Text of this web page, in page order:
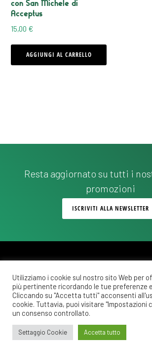
con San Michele di
Acceptus
15,00 €
AGGIUNGI AL CARRELLO
Resta aggiornato su tutti i
promozioni
ISCRIVITI ALLA NEWSLETTER
Copyright © 2026 ·Monochrome ProonGenesis
Accedi
POLITICA DI RIMBORSO E RESO
Utilizziamo i cookie sul nostro sito Web per
più pertinente ricordando le tue preferenze
Cliccando su "Accetta tutti" acconsenti
cookie. Tuttavia, puoi visitare "Impostazioni
un consenso controllato.
Settaggio Cookie Accetta tutto